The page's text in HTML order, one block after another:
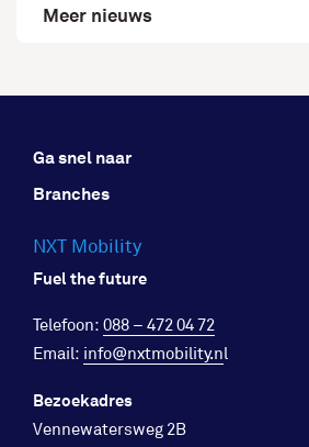
Meer nieuws
Ga snel naar
Branches
NXT Mobility
Fuel the future
Telefoon: 088 – 472 04 72
Email: info@nxtmobility.nl
Bezoekadres
Vennewatersweg 2B